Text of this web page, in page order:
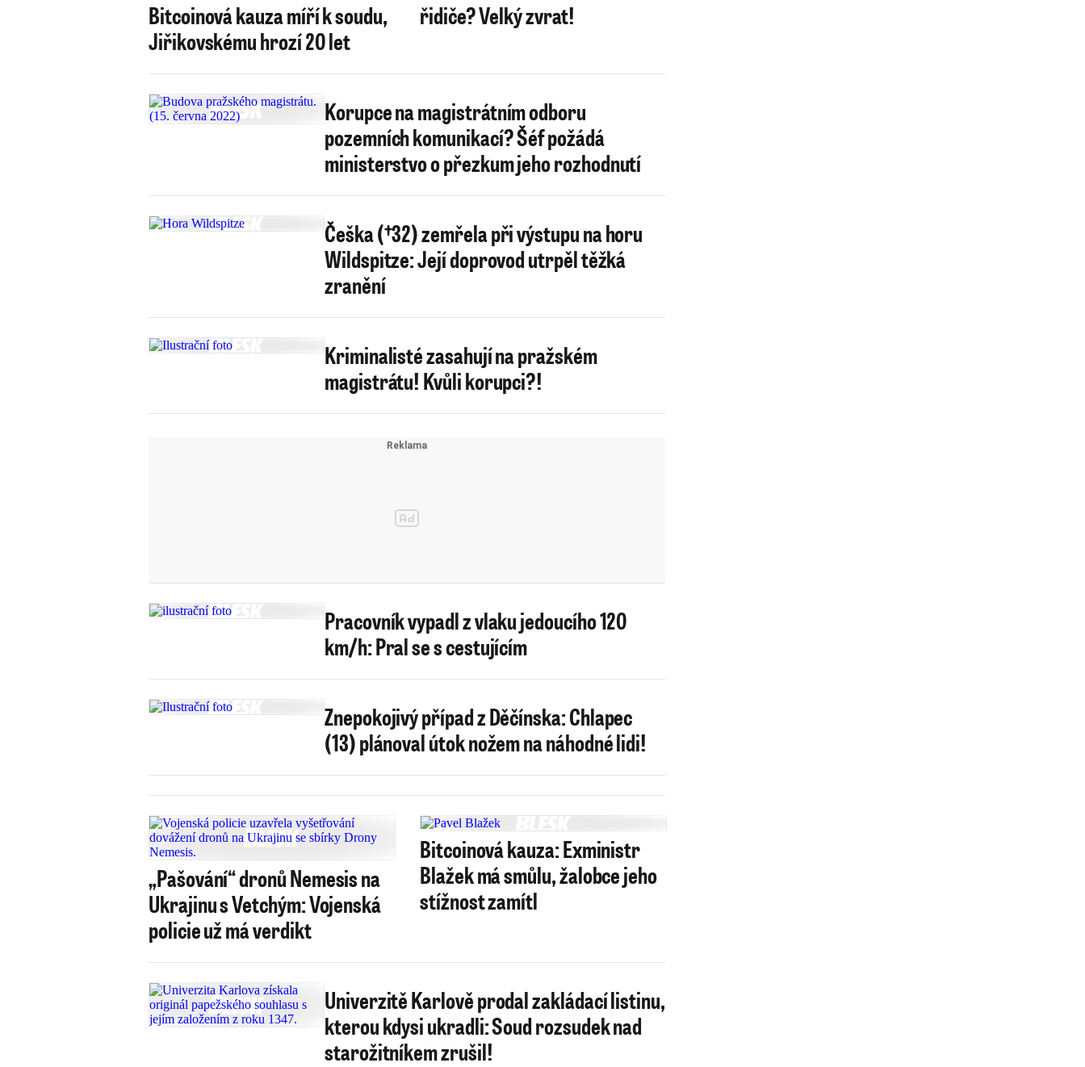
Bitcoinová kauza míří k soudu,
Jiřikovskému hrozí 20 let
řidiče? Velký zvrat!
Korupce na magistrátním odboru
pozemních komunikací? Šéf požádá
ministerstvo o přezkum jeho rozhodnutí
Češka (†32) zemřela při výstupu na horu
Wildspitze: Její doprovod utrpěl těžká
zranění
Kriminalisté zasahují na pražském
magistrátu! Kvůli korupci?!
Pracovník vypadl z vlaku jedoucího 120
km/h: Pral se s cestujícím
Znepokojivý případ z Děčínska: Chlapec
(13) plánoval útok nožem na náhodné lidi!
„Pašování“ dronů Nemesis na
Ukrajinu s Vetchým: Vojenská
policie už má verdikt
Bitcoinová kauza: Exministr
Blažek má smůlu, žalobce jeho
stížnost zamítl
Univerzitě Karlově prodal zakládací listinu,
kterou kdysi ukradli: Soud rozsudek nad
starožitníkem zrušil!